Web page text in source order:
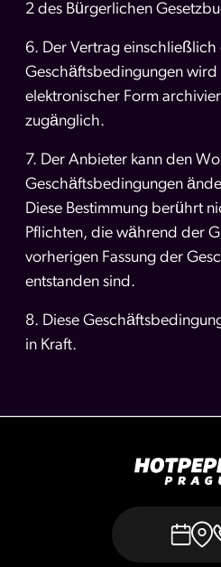
2 des Bürgerlichen
6. Der Vertrag einschließlich
Geschäftsbedingungen
elektronischer Form
zugänglich.
7. Der Anbieter kann den
Geschäftsbedingungen
Diese Bestimmung berührt
Pflichten, die während der
vorherigen Fassung der
entstanden sind.
8. Diese
in Kraft.